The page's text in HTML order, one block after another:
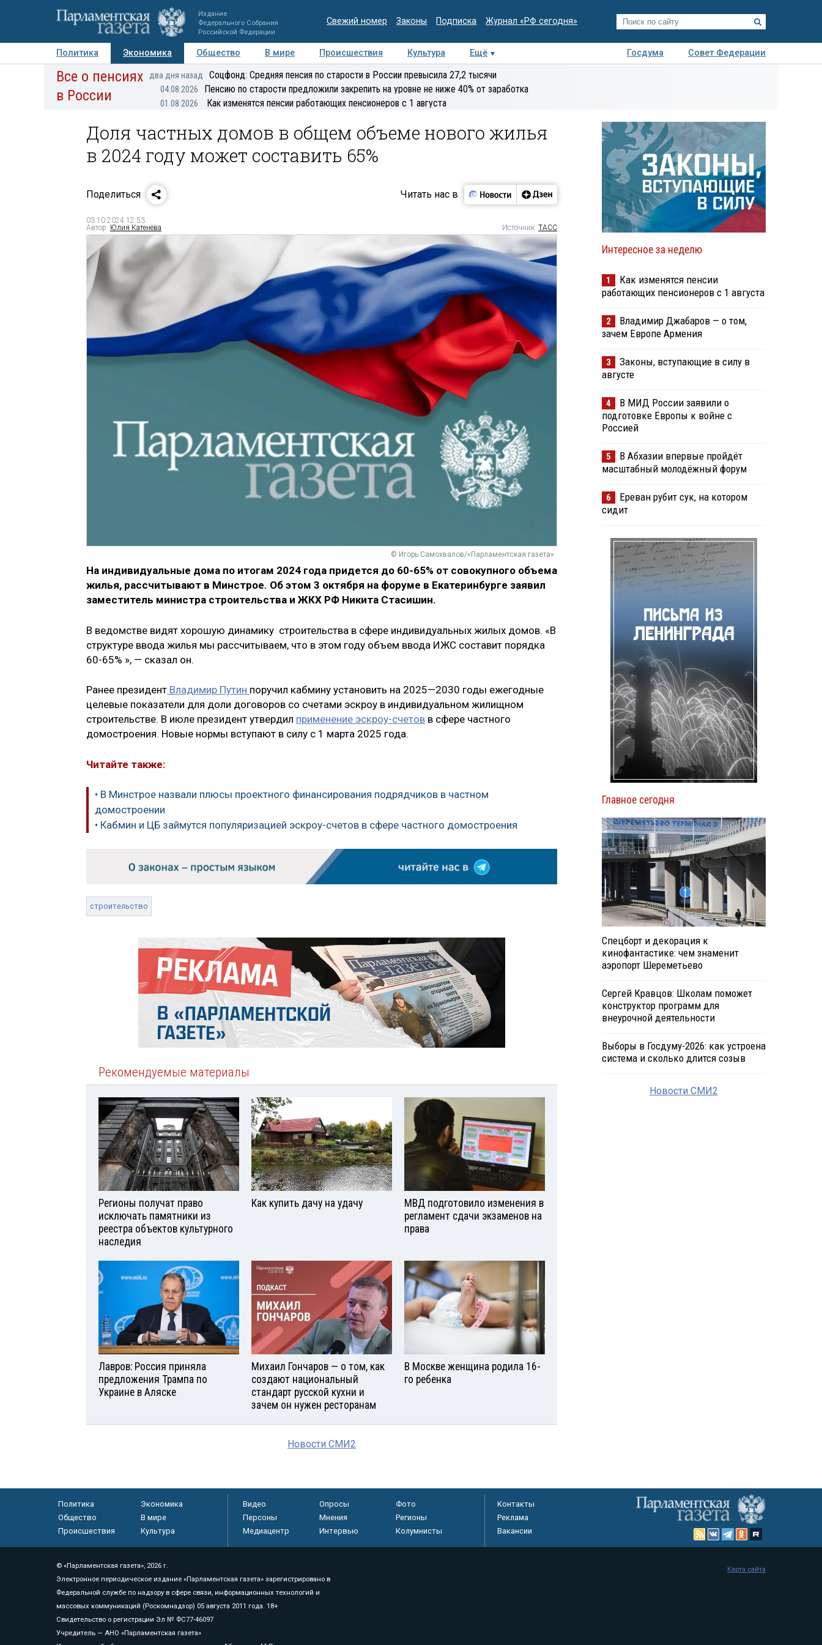
Издание
Федерального Собрания
Российской Федерации
Свежий номер Законы Подписка Журнал «РФ сегодня»
Политика Экономика Общество В мире Происшествия Культура Ещё Госдума
Совет Федерации
Авторы Персоны Мнения Регионы Медиацентр Интервью Колумнисты
Все о пенсиях
в России
два дня назад Соцфонд: Средняя пенсия по старости в России превысила 27,2 тысячи
04.08.2026 Пенсию по старости предложили закрепить на уровне не ниже 40% от заработка
01.08.2026 Как изменятся пенсии работающих пенсионеров с 1 августа
Доля частных домов в общем объеме нового жилья
в 2024 году может составить 65%
Поделиться Читать нас в
03.10.2024 12:53
Автор: Юлия Катенёва Источник: ТАСС
© Игорь Самохвалов/«Парламентская газета»
На индивидуальные дома по итогам 2024 года придется до 60-65% от совокупного объема
жилья, рассчитывают в Минстрое. Об этом 3 октября на форуме в Екатеринбурге заявил
заместитель министра строительства и ЖКХ РФ Никита Стасишин.
В ведомстве видят хорошую динамику строительства в сфере индивидуальных жилых домов. «В
структуре ввода жилья мы рассчитываем, что в этом году объем ввода ИЖС составит порядка
60-65% », — сказал он.
Ранее президент Владимир Путин поручил кабмину установить на 2025—2030 годы ежегодные
целевые показатели для доли договоров со счетами эскроу в индивидуальном жилищном
строительстве. В июле президент утвердил применение эскроу-счетов в сфере частного
домостроения. Новые нормы вступают в силу с 1 марта 2025 года.
Читайте также:
• В Минстрое назвали плюсы проектного финансирования подрядчиков в частном
домостроении
• Кабмин и ЦБ займутся популяризацией эскроу-счетов в сфере частного домостроения
строительство
Рекомендуемые материалы
Регионы получат право
исключать памятники из
реестра объектов культурного
наследия
Как купить дачу на удачу
МВД подготовило изменения в
регламент сдачи экзаменов на
права
Лавров: Россия приняла
предложения Трампа по
Украине в Аляске
Михаил Гончаров — о том, как
создают национальный
стандарт русской кухни и
зачем он нужен ресторанам
В Москве женщина родила 16-
го ребенка
Новости СМИ2
Интересное за неделю
1
Как изменятся пенсии
работающих пенсионеров с 1 августа
2
Владимир Джабаров — о том,
зачем Европе Армения
3
Законы, вступающие в силу в
августе
4
В МИД России заявили о
подготовке Европы к войне с
Россией
5
В Абхазии впервые пройдёт
масштабный молодёжный форум
6
Ереван рубит сук, на котором
сидит
Главное сегодня
Спецборт и декорация к
кинофантастике: чем знаменит
аэропорт Шереметьево
Сергей Кравцов: Школам поможет
конструктор программ для
внеурочной деятельности
Выборы в Госдуму-2026: как устроена
система и сколько длится созыв
Новости СМИ2
Политика
Экономика
Общество
В мире
Происшествия
Культура
Видео Опросы
Фото
Персоны
Мнения
Регионы
Медиацентр
Интервью Колумнисты
Контакты
Реклама
Вакансии
© «Парламентская газета», 2026 г.
Электронное периодическое издание «Парламентская газета» зарегистрировано в
Федеральной службе по надзору в сфере связи, информационных технологий и
массовых коммуникаций (Роскомнадзор) 05 августа 2011 года. 18+
Свидетельство о регистрации Эл № ФС77-46097
Учредитель — АНО «Парламентская газета»
Карта сайта